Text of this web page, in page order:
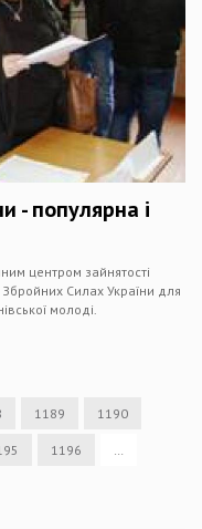
- популярна і
центром зайнятості
Силах України для
молоді.
1189 1190
1196